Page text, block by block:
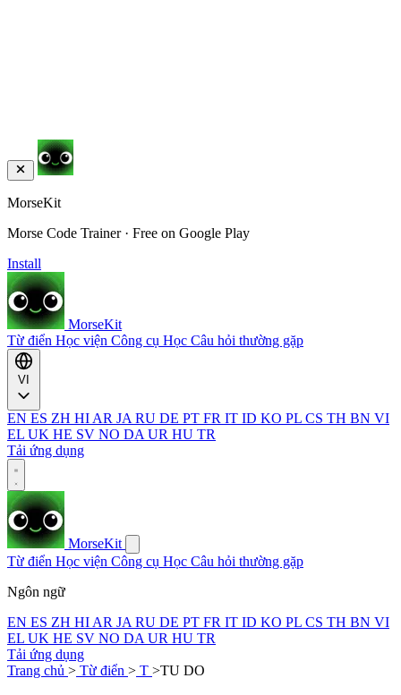
MorseKit
Morse Code Trainer · Free on Google Play
Install
MorseKit
Từ điển Học viện Công cụ Học Câu hỏi thường gặp
EN ES ZH HI AR JA RU DE PT FR IT ID KO PL CS TH BN VI
EL UK HE SV NO DA UR HU TR
Tải ứng dụng
MorseKit
Từ điển Học viện Công cụ Học Câu hỏi thường gặp
Ngôn ngữ
EN ES ZH HI AR JA RU DE PT FR IT ID KO PL CS TH BN VI
EL UK HE SV NO DA UR HU TR
Tải ứng dụng
Trang chủ > Từ điển > T >TU DO